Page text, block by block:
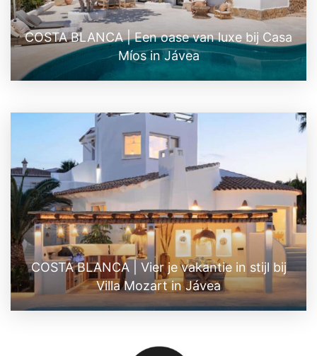
COSTA BLANCA | Een oase van luxe bij Casa
Míos in Jávea
COSTA BLANCA | Vier je vakantie in stijl bij
Villa Mozart in Jávea